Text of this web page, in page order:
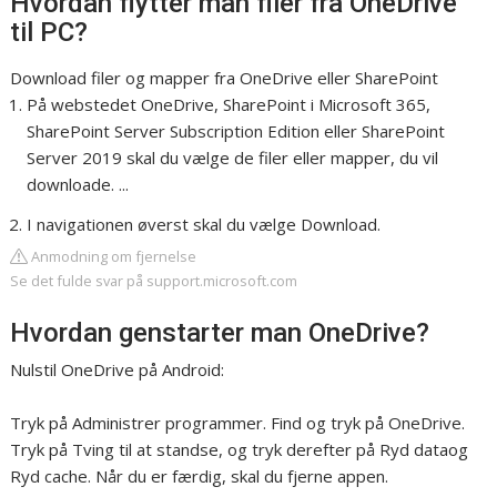
til PC?
Download filer og mapper fra OneDrive eller SharePoint
På webstedet OneDrive, SharePoint i Microsoft 365,
SharePoint Server Subscription Edition eller SharePoint
Server 2019 skal du vælge de filer eller mapper, du vil
downloade. ...
I navigationen øverst skal du vælge Download.
Anmodning om fjernelse
Se det fulde svar på support.microsoft.com
Hvordan genstarter man OneDrive?
Nulstil OneDrive på Android:
Tryk på Administrer programmer. Find og tryk på OneDrive.
Tryk på Tving til at standse, og tryk derefter på Ryd dataog
Ryd cache. Når du er færdig, skal du fjerne appen.